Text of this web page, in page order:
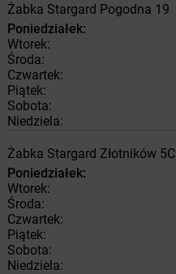
Żabka Stargard Pogodna 19
Poniedziałek:
Wtorek:
Środa:
Czwartek:
Piątek:
Sobota:
Niedziela:
Żabka Stargard Złotników 5C
Poniedziałek:
Wtorek:
Środa:
Czwartek:
Piątek:
Sobota:
Niedziela: